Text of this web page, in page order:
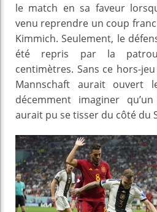
le match en sa faveur
venu reprendre un coup
Kimmich. Seulement, le
été repris par la
centimètres. Sans ce hors-
Mannschaft aurait
décemment imaginer
aurait pu se tisser du côté du